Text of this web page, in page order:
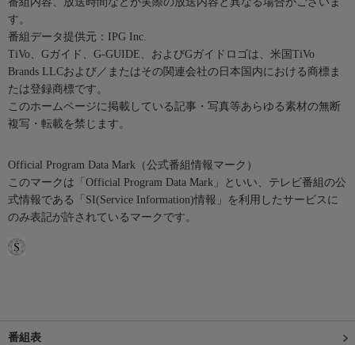
す。
番組データ提供元：IPG Inc.
TiVo、Gガイド、G-GUIDE、およびGガイドロゴは、米国TiVo
Brands LLCおよび／またはその関連会社の日本国内における商標ま
たは登録商標です。
このホームページに掲載している記事・写真等あらゆる素材の無断
複写・転載を禁じます。
Official Program Data Mark（公式番組情報マーク）
このマークは「Official Program Data Mark」といい、テレビ番組の公
式情報である「SI(Service Information)情報」を利用したサービスに
のみ表記が許されているマークです。
番組表